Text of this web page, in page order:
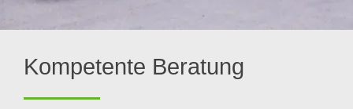
Kompetente Beratung